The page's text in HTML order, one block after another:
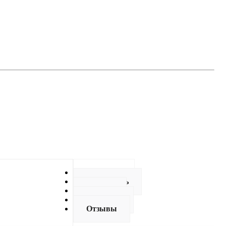
Как купить
Отзывы